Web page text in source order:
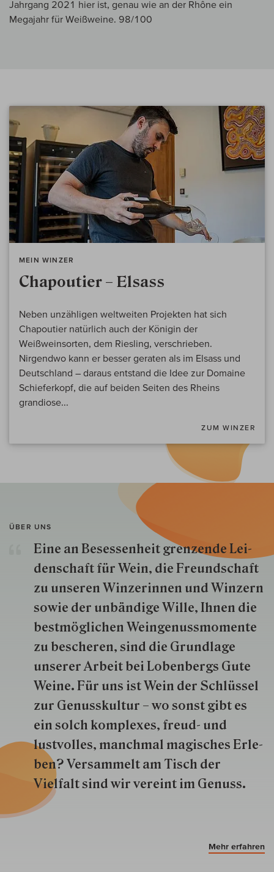
Jahrgang 2021 hier ist, genau wie an der Rhône ein
Megajahr für Weißweine. 98/100
MEIN WINZER
Chapoutier – Elsass
Neben unzähligen weltweiten Projekten hat sich
Chapoutier natürlich auch der Königin der
Weißweinsorten, dem Riesling, verschrieben.
Nirgendwo kann er besser geraten als im Elsass und
Deutschland – daraus entstand die Idee zur Domaine
Schieferkopf, die auf beiden Seiten des Rheins
grandiose...
ZUM WINZER
ÜBER UNS
Eine an Besessenheit gren­zende Lei­
den­schaft für Wein, die Freund­schaft
zu unseren Win­zer­innen und Win­zern
so­wie der un­bän­dige Wille, Ihnen die
best­mög­lich­en Wein­genuss­momente
zu besche­ren, sind die Grund­lage
unserer Arbeit bei Lobenbergs Gute
Weine. Für uns ist Wein der Schlüs­sel
zur Genuss­kultur – wo sonst gibt es
ein solch kom­plexes, freud- und
lustvolles, manchmal ma­gisch­es Er­le­
ben? Versammelt am Tisch der
Vielfalt sind wir ver­eint im Genuss.
Mehr erfahren